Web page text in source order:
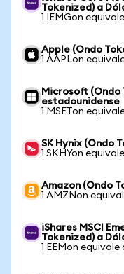
Tokenized) a
1 IEMGon
Apple (Ondo
1 AAPLon
Microsoft (Ondo
estadounidense
1 MSFTon
SK Hynix (Ondo
1 SKHYon
Amazon (Ondo
1 AMZNon
iShares MSCI
Tokenized) a
1 EEMon equivale